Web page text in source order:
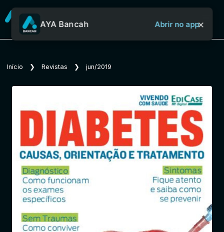
Sobre o Aya Bancah
Início
Revistas
Jornais
AYA Bancah Abrir no app×
Início ❯ Revistas ❯ jun/2019